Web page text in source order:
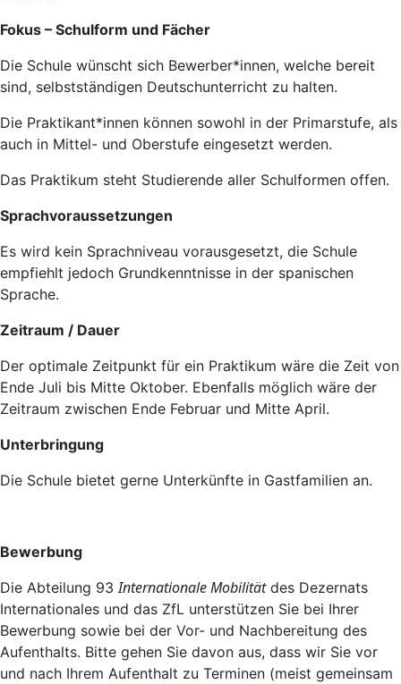
Fokus – Schulform und Fächer
Die Schule wünscht sich Bewerber*innen, welche bereit
sind, selbstständigen Deutschunterricht zu halten.
Die Praktikant*innen können sowohl in der Primarstufe, als
auch in Mittel- und Oberstufe eingesetzt werden.
Das Praktikum steht Studierende aller Schulformen offen.
Sprachvoraussetzungen
Es wird kein Sprachniveau vorausgesetzt, die Schule
empfiehlt jedoch Grundkenntnisse in der spanischen
Sprache.
Zeitraum / Dauer
Der optimale Zeitpunkt für ein Praktikum wäre die Zeit von
Ende Juli bis Mitte Oktober. Ebenfalls möglich wäre der
Zeitraum zwischen Ende Februar und Mitte April.
Unterbringung
Die Schule bietet gerne Unterkünfte in Gastfamilien an.
Bewerbung
Die Abteilung 93 Internationale Mobilitätdes Dezernats
Internationales und das ZfL unterstützen Sie bei Ihrer
Bewerbung sowie bei der Vor- und Nachbereitung des
Aufenthalts. Bitte gehen Sie davon aus, dass wir Sie vor
und nach Ihrem Aufenthalt zu Terminen (meist gemeinsam